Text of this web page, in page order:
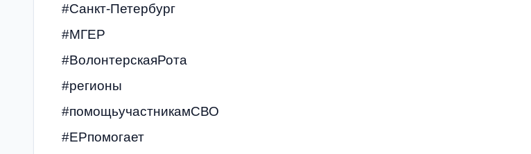
#Санкт-Петербург
#‎МГЕР‬
#ВолонтерскаяРота
#регионы
#помощьучастникамСВО
#ЕРпомогает